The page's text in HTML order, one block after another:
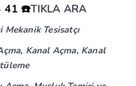
41 ☎️TIKLA ARA
Tesisatçı
Kanal Açma, Kanal